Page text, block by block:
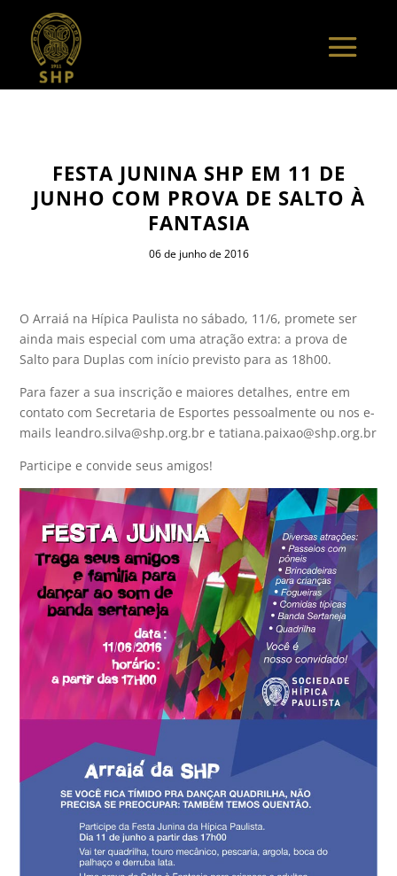
FESTA JUNINA SHP EM 11 DE
JUNHO COM PROVA DE SALTO À
FANTASIA
06 de junho de 2016
O Arraiá na Hípica Paulista no sábado, 11/6, promete ser
ainda mais especial com uma atração extra: a prova de
Salto para Duplas com início previsto para as 18h00.
Para fazer a sua inscrição e maiores detalhes, entre em
contato com Secretaria de Esportes pessoalmente ou nos e-
mails leandro.silva@shp.org.br e tatiana.paixao@shp.org.br
Participe e convide seus amigos!